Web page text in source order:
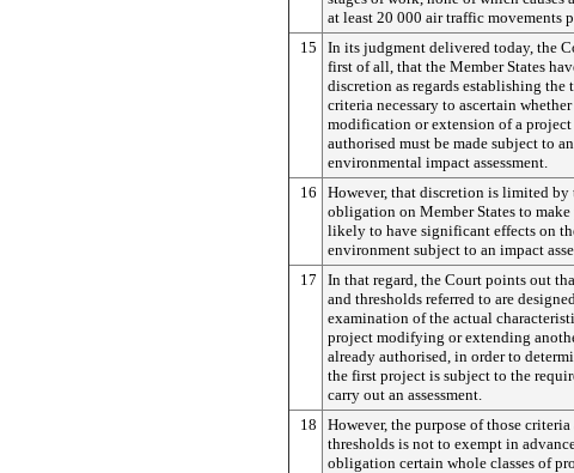
at least 20 000 air traffic movements
15
In its judgment delivered today, the
first of all, that the Member States
discretion as regards establishing the
criteria necessary to ascertain
modification or extension of a project
authorised must be made subject to an
environmental impact assessment.
16
However, that discretion is limited by
obligation on Member States to make
likely to have significant effects on
environment subject to an impact
17
In that regard, the Court points out
and thresholds referred to are
examination of the actual
project modifying or extending
already authorised, in order to
the first project is subject to the
carry out an assessment.
18
However, the purpose of those criteria
thresholds is not to exempt in
obligation certain whole classes of